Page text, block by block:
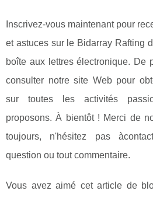
Inscrivez-vous maintenant pour
et astuces sur le Bidarray Rafting
boîte aux lettres électronique. De
consulter notre site Web pour
sur toutes les activités
proposons. À bientôt ! Merci de
toujours, n'hésitez pas
question ou tout commentaire.
Vous avez aimé cet article de